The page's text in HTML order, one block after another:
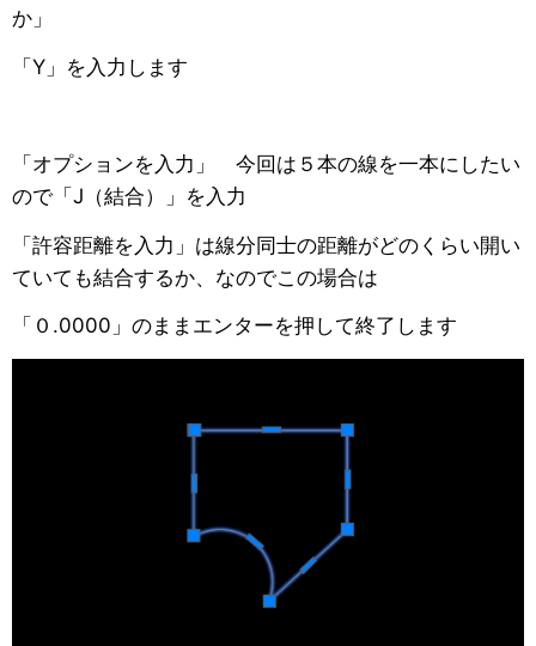
か」
「Y」を入力します
「オプションを入力」 今回は５本の線を一本にしたい
ので「J（結合）」を入力
「許容距離を入力」は線分同士の距離がどのくらい開い
ていても結合するか、なのでこの場合は
「０.0000」のままエンターを押して終了します